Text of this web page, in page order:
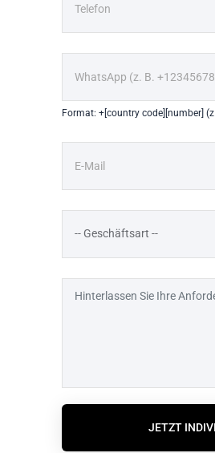
Format: +[country code][number]
JETZT